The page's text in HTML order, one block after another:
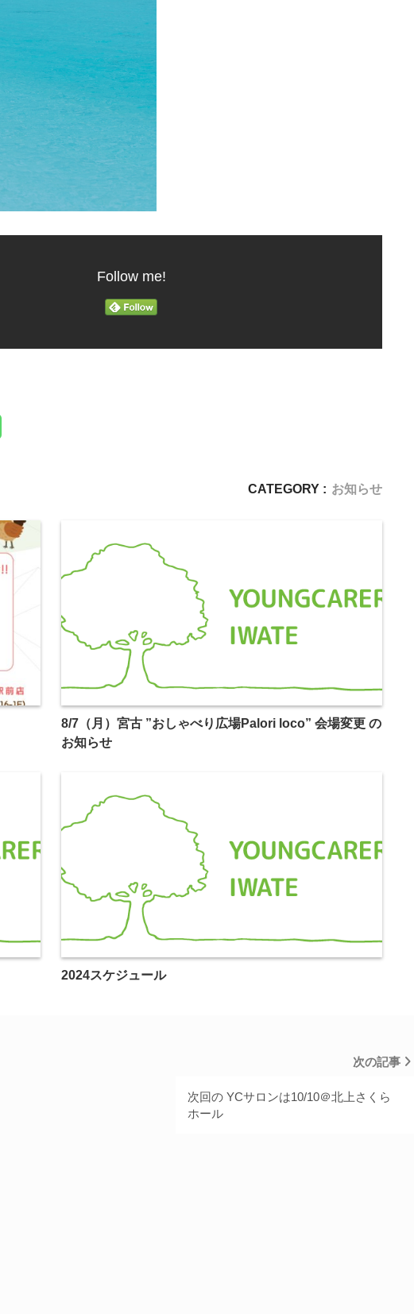
Follow me!
CATEGORY : お知らせ
8/7（月）宮古 ”おしゃべり広場Palori loco” 会場変更 の
お知らせ
2024スケジュール
次の記事
次回の YCサロンは10/10＠北上さくら
ホール